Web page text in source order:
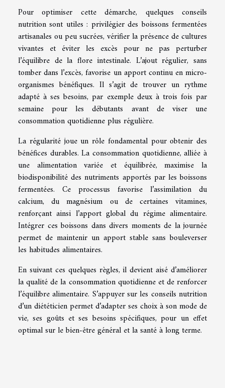
Pour optimiser cette démarche, quelques conseils
nutrition sont utiles : privilégier des boissons fermentées
artisanales ou peu sucrées, vérifier la présence de cultures
vivantes et éviter les excès pour ne pas perturber
l’équilibre de la flore intestinale. L’ajout régulier, sans
tomber dans l’excès, favorise un apport continu en micro-
organismes bénéfiques. Il s’agit de trouver un rythme
adapté à ses besoins, par exemple deux à trois fois par
semaine pour les débutants avant de viser une
consommation quotidienne plus régulière.
La régularité joue un rôle fondamental pour obtenir des
bénéfices durables. La consommation quotidienne, alliée à
une alimentation variée et équilibrée, maximise la
biodisponibilité des nutriments apportés par les boissons
fermentées. Ce processus favorise l’assimilation du
calcium, du magnésium ou de certaines vitamines,
renforçant ainsi l’apport global du régime alimentaire.
Intégrer ces boissons dans divers moments de la journée
permet de maintenir un apport stable sans bouleverser
les habitudes alimentaires.
En suivant ces quelques règles, il devient aisé d’améliorer
la qualité de la consommation quotidienne et de renforcer
l’équilibre alimentaire. S’appuyer sur les conseils nutrition
d’un diététicien permet d’adapter ses choix à son mode de
vie, ses goûts et ses besoins spécifiques, pour un effet
optimal sur le bien-être général et la santé à long terme.